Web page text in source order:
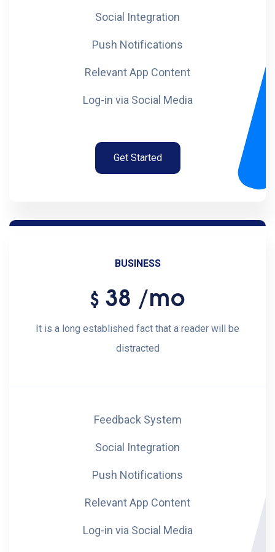
Social Integration
Push Notifications
Relevant App Content
Log-in via Social Media
Get Started
BUSINESS
$ 38 /mo
It is a long established fact that a reader will be
distracted
Feedback System
Social Integration
Push Notifications
Relevant App Content
Log-in via Social Media